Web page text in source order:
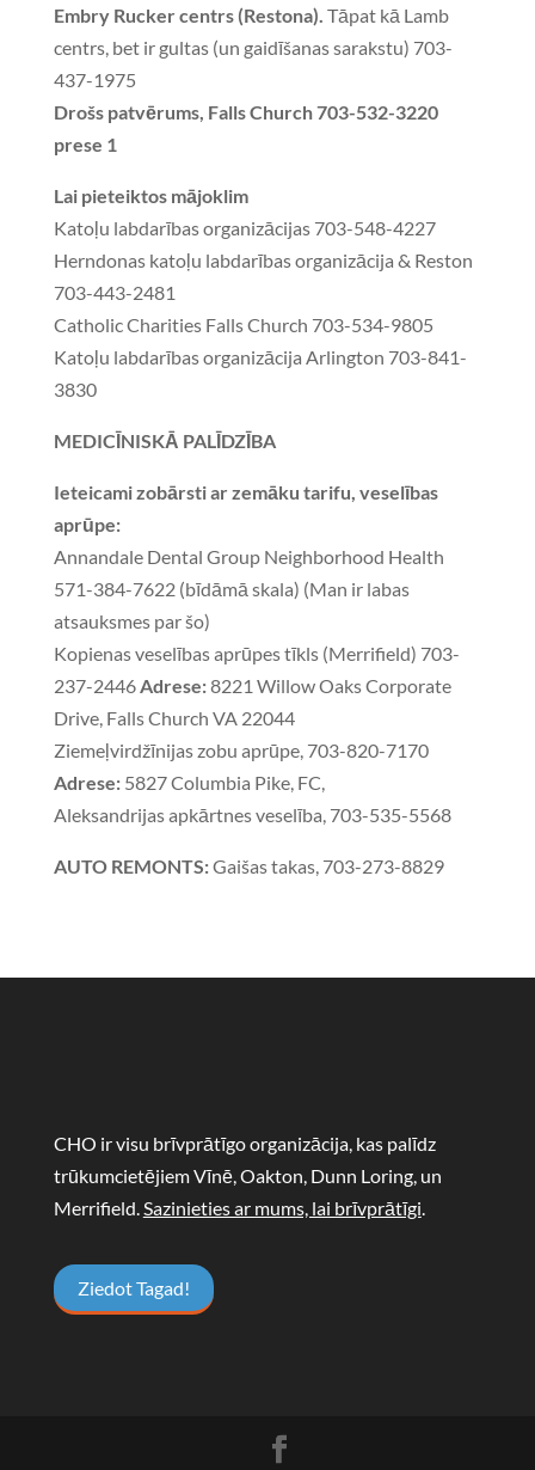
Embry Rucker centrs (Restona). Tāpat kā Lamb
centrs, bet ir gultas (un gaidīšanas sarakstu) 703-
437-1975
Drošs patvērums, Falls Church 703-532-3220
prese 1
Lai pieteiktos mājoklim
Katoļu labdarības organizācijas 703-548-4227
Herndonas katoļu labdarības organizācija & Reston
703-443-2481
Catholic Charities Falls Church 703-534-9805
Katoļu labdarības organizācija Arlington 703-841-
3830
MEDICĪNISKĀ PALĪDZĪBA
Ieteicami zobārsti ar zemāku tarifu, veselības
aprūpe:
Annandale Dental Group Neighborhood Health
571-384-7622 (bīdāmā skala) (Man ir labas
atsauksmes par šo)
Kopienas veselības aprūpes tīkls (Merrifield) 703-
237-2446Adrese:8221 Willow Oaks Corporate
Drive, Falls Church VA 22044
Ziemeļvirdžīnijas zobu aprūpe, 703-820-7170
Adrese: 5827 Columbia Pike, FC,
Aleksandrijas apkārtnes veselība, 703-535-5568
AUTO REMONTS:Gaišas takas, 703-273-8829
CHO ir visu brīvprātīgo organizācija, kas palīdz
trūkumcietējiem Vīnē, Oakton, Dunn Loring, un
Merrifield.Sazinieties ar mums, lai brīvprātīgi.
Ziedot Tagad!